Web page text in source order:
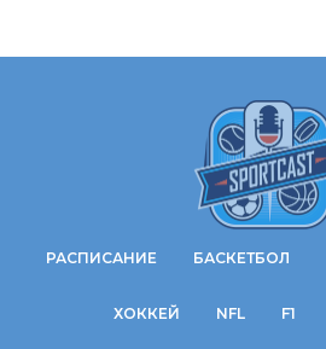
РАСПИСАНИЕ БАСКЕТБОЛ
ХОККЕЙ NFL F1